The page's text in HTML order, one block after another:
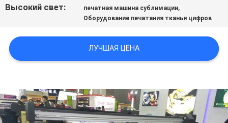
ВСЕ
COMPANY
КАРТА
Высокий свет: печатная машина сублимации,
Оборудование печатания тканья цифров
ЛУЧШАЯ ЦЕНА